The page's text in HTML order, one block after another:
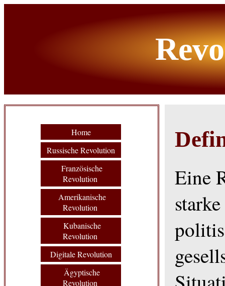
Home
Russische Revolution
Französische
Revolution
Amerikanische
Revolution
Kubanische
Revolution
Digitale Revolution
Ägyptische
Revolution
Eine